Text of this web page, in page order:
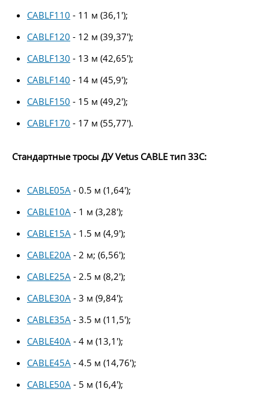
CABLF110 - 11 м (36,1′);
CABLF120 - 12 м (39,37′);
CABLF130 - 13 м (42,65′);
CABLF140 - 14 м (45,9′);
CABLF150 - 15 м (49,2′);
CABLF170 - 17 м (55,77′).
Стандартные тросы ДУ Vetus CABLE тип 33C:
CABLE05A - 0.5 м (1,64′);
CABLE10A - 1 м (3,28′);
CABLE15A - 1.5 м (4,9′);
CABLE20A - 2 м; (6,56′);
CABLE25A - 2.5 м (8,2′);
CABLE30A - 3 м (9,84′);
CABLE35A - 3.5 м (11,5′);
CABLE40A - 4 м (13,1′);
CABLE45A - 4.5 м (14,76′);
CABLE50A - 5 м (16,4′);